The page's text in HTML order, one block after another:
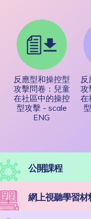
反應型和操控型
攻擊問卷：兒童
在社區中的操控
型攻擊 - scale
ENG
反
攻
在
公開課程
網上視聽學習材